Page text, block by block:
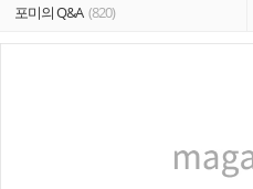
포미의 Q&A (820)